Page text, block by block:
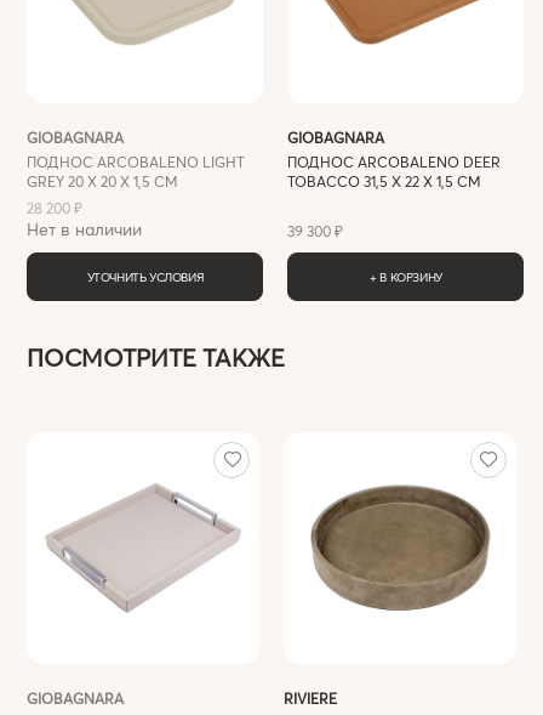
GIOBAGNARA
ПОДНОС ARCOBALENO LIGHT
GREY 20 X 20 X 1,5 СМ
28 200 ₽
Нет в наличии
УТОЧНИТЬ УСЛОВИЯ
GIOBAGNARA
ПОДНОС ARCOBALENO DEER
TOBACCO 31,5 X 22 X 1,5 СМ
39 300 ₽
+ В КОРЗИНУ
ПОСМОТРИТЕ ТАКЖЕ
GIOBAGNARA
RIVIERE